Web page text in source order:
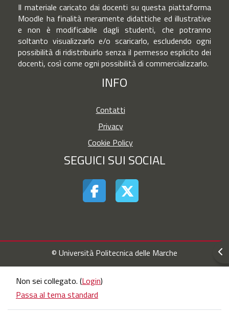
Il materiale caricato dai docenti su questa piattaforma
Moodle ha finalità meramente didattiche ed illustrative
e non è modificabile dagli studenti, che potranno
soltanto visualizzarlo e/o scaricarlo, escludendo ogni
possibilità di ridistribuirlo senza il permesso esplicito dei
docenti, così come ogni possibilità di commercializzarlo.
INFO
Contatti
Privacy
Cookie Policy
SEGUICI SUI SOCIAL
© Università Politecnica delle Marche
Non sei collegato. (Login)
Passa al tema standard